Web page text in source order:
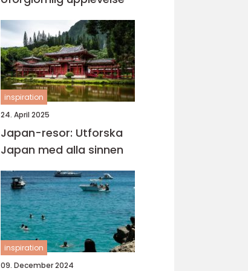
inspiration
24. April 2025
Japan-resor: Utforska
Japan med alla sinnen
inspiration
09. December 2024